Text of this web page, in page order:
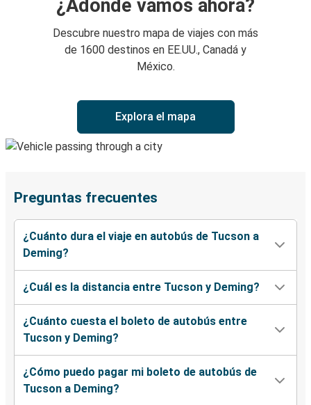
¿Adónde vamos ahora?
Descubre nuestro mapa de viajes con más
de 1600 destinos en EE.UU., Canadá y
México.
Explora el mapa
Preguntas frecuentes
¿Cuánto dura el viaje en autobús de Tucson a
Deming?
¿Cuál es la distancia entre Tucson y Deming?
¿Cuánto cuesta el boleto de autobús entre
Tucson y Deming?
¿Cómo puedo pagar mi boleto de autobús de
Tucson a Deming?